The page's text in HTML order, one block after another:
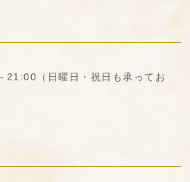
（日曜日・祝日も承ってお